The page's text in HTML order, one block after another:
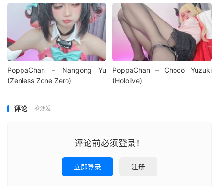
PoppaChan – Nangong Yu
(Zenless Zone Zero)
PoppaChan – Choco Yuzuki
(Hololive)
评论 抢沙发
评论前必须登录！
立即登录 注册